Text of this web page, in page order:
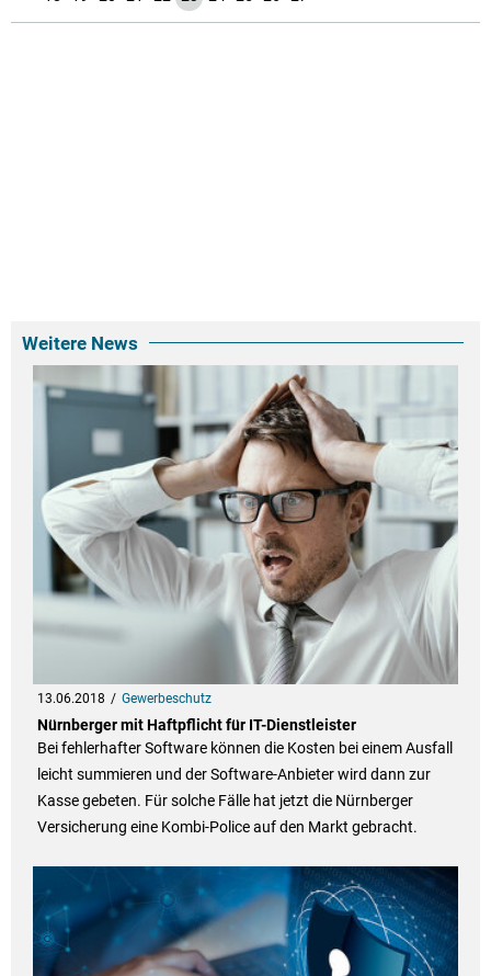
Weitere News
13.06.2018 Gewerbeschutz
Nürnberger mit Haftpflicht für IT-Dienstleister
Bei fehlerhafter Software können die Kosten bei einem Ausfall
leicht summieren und der Software-Anbieter wird dann zur
Kasse gebeten. Für solche Fälle hat jetzt die Nürnberger
Versicherung eine Kombi-Police auf den Markt gebracht.